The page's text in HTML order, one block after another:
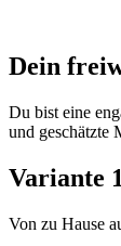
Dein
Du bist eine
und geschätzte
Variante 1
Von zu Hause